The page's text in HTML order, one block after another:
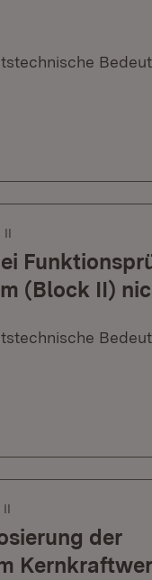
II
(Block II)
II
der